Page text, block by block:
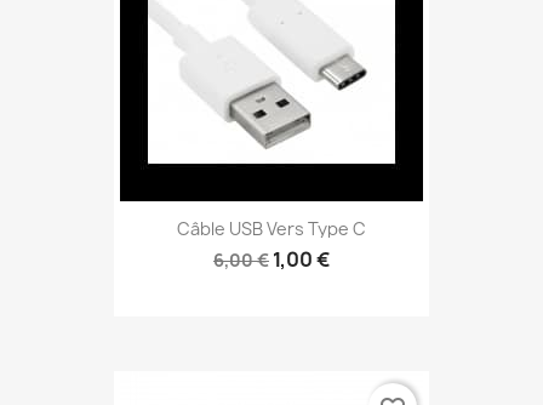
Câble USB Vers Type C
6,00 € 1,00 €